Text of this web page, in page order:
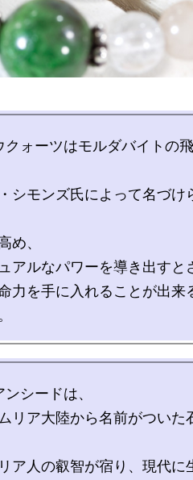
クォーツはモルダバイトの
シモンズ氏によって名づけ
め、
アルなパワーを導き出すと
力を手に入れることが出来
ンシードは、
リア大陸から名前がついた
ア人の叡智が宿り、現代に